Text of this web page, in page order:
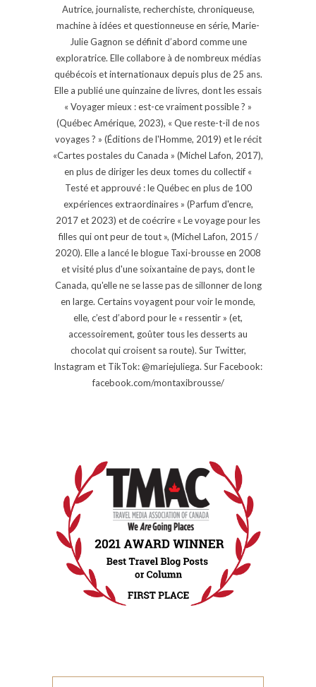
Autrice, journaliste, recherchiste, chroniqueuse,
machine à idées et questionneuse en série, Marie-
Julie Gagnon se définit d’abord comme une
exploratrice. Elle collabore à de nombreux médias
québécois et internationaux depuis plus de 25 ans.
Elle a publié une quinzaine de livres, dont les essais
« Voyager mieux : est-ce vraiment possible ? »
(Québec Amérique, 2023), « Que reste-t-il de nos
voyages ? » (Éditions de l'Homme, 2019) et le récit
«Cartes postales du Canada » (Michel Lafon, 2017),
en plus de diriger les deux tomes du collectif «
Testé et approuvé : le Québec en plus de 100
expériences extraordinaires » (Parfum d'encre,
2017 et 2023) et de coécrire « Le voyage pour les
filles qui ont peur de tout », (Michel Lafon, 2015 /
2020). Elle a lancé le blogue Taxi-brousse en 2008
et visité plus d'une soixantaine de pays, dont le
Canada, qu'elle ne se lasse pas de sillonner de long
en large. Certains voyagent pour voir le monde,
elle, c’est d’abord pour le « ressentir » (et,
accessoirement, goûter tous les desserts au
chocolat qui croisent sa route). Sur Twitter,
Instagram et TikTok: @mariejuliega. Sur Facebook:
facebook.com/montaxibrousse/